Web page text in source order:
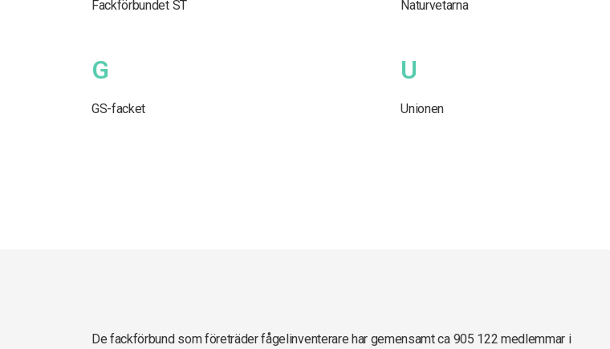
Fackförbundet ST
G
GS-facket
Naturvetarna
U
Unionen
De fackförbund som företräder fågelinventerare har gemensamt ca 905 122 medlemmar i